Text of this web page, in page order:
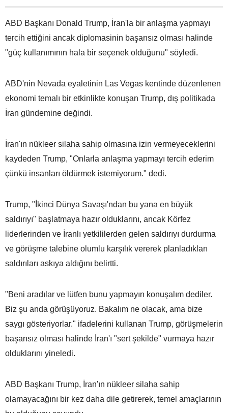
ABD Başkanı Donald Trump, İran'la bir anlaşma yapmayı
tercih ettiğini ancak diplomasinin başarısız olması halinde
"güç kullanımının hala bir seçenek olduğunu" söyledi.
ABD'nin Nevada eyaletinin Las Vegas kentinde düzenlenen
ekonomi temalı bir etkinlikte konuşan Trump, dış politikada
İran gündemine değindi.
İran'ın nükleer silaha sahip olmasına izin vermeyeceklerini
kaydeden Trump, "Onlarla anlaşma yapmayı tercih ederim
çünkü insanları öldürmek istemiyorum." dedi.
Trump, "İkinci Dünya Savaşı'ndan bu yana en büyük
saldırıyı" başlatmaya hazır olduklarını, ancak Körfez
liderlerinden ve İranlı yetkililerden gelen saldırıyı durdurma
ve görüşme talebine olumlu karşılık vererek planladıkları
saldırıları askıya aldığını belirtti.
"Beni aradılar ve lütfen bunu yapmayın konuşalım dediler.
Biz şu anda görüşüyoruz. Bakalım ne olacak, ama bize
saygı gösteriyorlar." ifadelerini kullanan Trump, görüşmelerin
başarısız olması halinde İran'ı "sert şekilde" vurmaya hazır
olduklarını yineledi.
ABD Başkanı Trump, İran'ın nükleer silaha sahip
olamayacağını bir kez daha dile getirerek, temel amaçlarının